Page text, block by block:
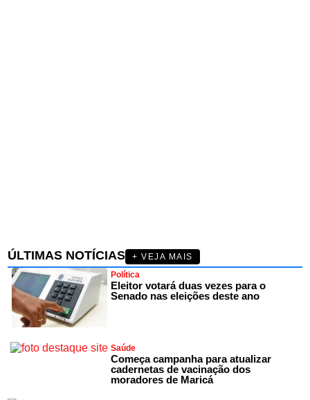
ÚLTIMAS NOTÍCIAS
+ VEJA MAIS
Política
Eleitor votará duas vezes para o
Senado nas eleições deste ano
Saúde
Começa campanha para atualizar
cadernetas de vacinação dos
moradores de Maricá